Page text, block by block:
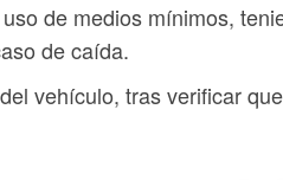
de medios mínimos,
de caída.
vehículo, tras verificar